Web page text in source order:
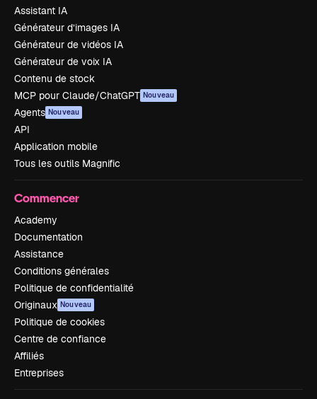
Assistant IA
Générateur d’images IA
Générateur de vidéos IA
Générateur de voix IA
Contenu de stock
MCP pour Claude/ChatGPT Nouveau
Agents Nouveau
API
Application mobile
Tous les outils Magnific
Commencer
Academy
Documentation
Assistance
Conditions générales
Politique de confidentialité
Originaux Nouveau
Politique de cookies
Centre de confiance
Affiliés
Entreprises